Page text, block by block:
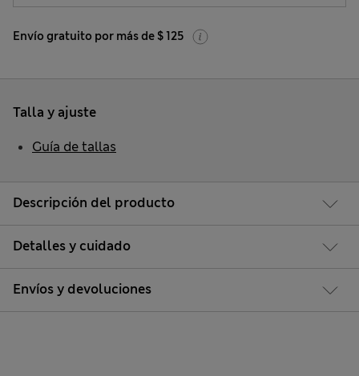
Envío gratuito por más de $ 125
Descripción del producto
Detalles y cuidado
Envíos y devoluciones
Talla y ajuste
Guía de tallas